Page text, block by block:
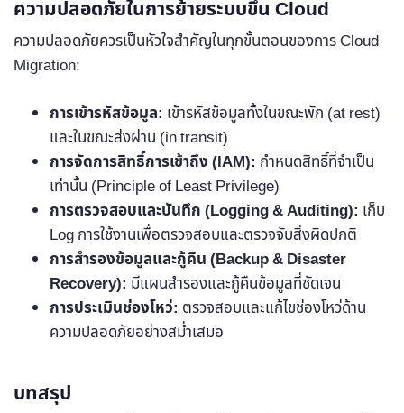
ความปลอดภัยในการย้ายระบบขึ้น Cloud
ความปลอดภัยควรเป็นหัวใจสำคัญในทุกขั้นตอนของการ Cloud
Migration:
การเข้ารหัสข้อมูล: เข้ารหัสข้อมูลทั้งในขณะพัก (at rest)
และในขณะส่งผ่าน (in transit)
การจัดการสิทธิ์การเข้าถึง (IAM): กำหนดสิทธิ์ที่จำเป็น
เท่านั้น (Principle of Least Privilege)
การตรวจสอบและบันทึก (Logging & Auditing): เก็บ
Log การใช้งานเพื่อตรวจสอบและตรวจจับสิ่งผิดปกติ
การสำรองข้อมูลและกู้คืน (Backup & Disaster
Recovery): มีแผนสำรองและกู้คืนข้อมูลที่ชัดเจน
การประเมินช่องโหว่: ตรวจสอบและแก้ไขช่องโหว่ด้าน
ความปลอดภัยอย่างสม่ำเสมอ
บทสรุป